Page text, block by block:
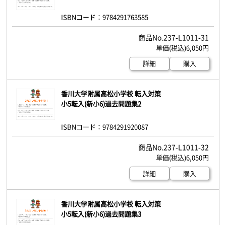
ISBNコード：9784291763585
237-L1011-31
6,050円
詳細
購入
香川大学附属高松小学校 転入対策
小5転入(新小6)過去問題集2
ISBNコード：9784291920087
237-L1011-32
6,050円
詳細
購入
香川大学附属高松小学校 転入対策
小5転入(新小6)過去問題集3